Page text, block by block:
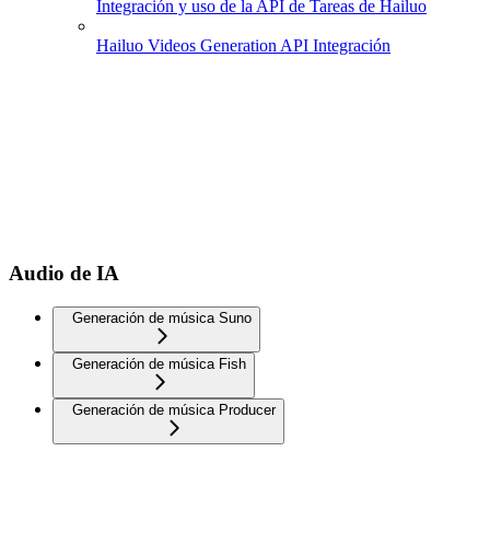
Integración y uso de la API de Tareas de Hailuo
Hailuo Videos Generation API Integración
Audio de IA
Generación de música Suno
Generación de música Fish
Generación de música Producer